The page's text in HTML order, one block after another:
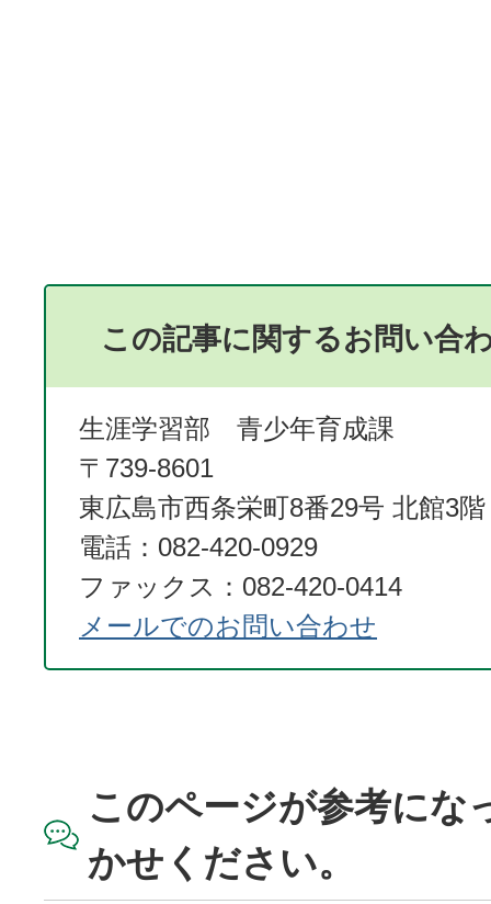
この記事に関するお問い合
生涯学習部 青少年育成課
〒739-8601
東広島市西条栄町8番29号 北館3階
電話：082-420-0929
ファックス：082-420-0414
メールでのお問い合わせ
このページが参考にな
かせください。